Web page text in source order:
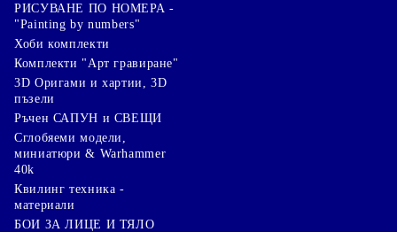
РИСУВАНЕ ПО НОМЕРА -
"Painting by numbers"
Хоби комплекти
Комплекти "Арт гравиране"
3D Оригами и хартии, 3D
пъзели
Ръчен САПУН и СВЕЩИ
Сглобяеми модели,
миниатюри & Warhammer
40k
Квилинг техника -
материали
БОИ ЗА ЛИЦЕ И ТЯЛО